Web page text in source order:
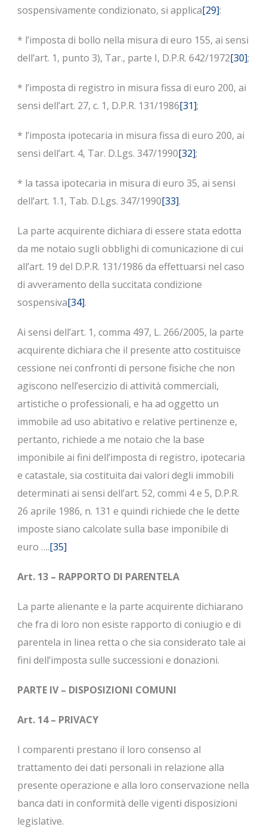
sospensivamente condizionato, si applica[29]:
* l’imposta di bollo nella misura di euro 155, ai sensi
dell’art. 1, punto 3), Tar., parte I, D.P.R. 642/1972[30];
* l’imposta di registro in misura fissa di euro 200, ai
sensi dell’art. 27, c. 1, D.P.R. 131/1986[31];
* l’imposta ipotecaria in misura fissa di euro 200, ai
sensi dell’art. 4, Tar. D.Lgs. 347/1990[32];
* la tassa ipotecaria in misura di euro 35, ai sensi
dell’art. 1.1, Tab. D.Lgs. 347/1990[33].
La parte acquirente dichiara di essere stata edotta
da me notaio sugli obblighi di comunicazione di cui
all’art. 19 del D.P.R. 131/1986 da effettuarsi nel caso
di avveramento della succitata condizione
sospensiva[34].
Ai sensi dell’art. 1, comma 497, L. 266/2005, la parte
acquirente dichiara che il presente atto costituisce
cessione nei confronti di persone fisiche che non
agiscono nell’esercizio di attività commerciali,
artistiche o professionali, e ha ad oggetto un
immobile ad uso abitativo e relative pertinenze e,
pertanto, richiede a me notaio che la base
imponibile ai fini dell’imposta di registro, ipotecaria
e catastale, sia costituita dai valori degli immobili
determinati ai sensi dell’art. 52, commi 4 e 5, D.P.R.
26 aprile 1986, n. 131 e quindi richiede che le dette
imposte siano calcolate sulla base imponibile di
euro ….[35]
Art. 13 – RAPPORTO DI PARENTELA
La parte alienante e la parte acquirente dichiarano
che fra di loro non esiste rapporto di coniugio e di
parentela in linea retta o che sia considerato tale ai
fini dell’imposta sulle successioni e donazioni.
PARTE IV – DISPOSIZIONI COMUNI
Art. 14 – PRIVACY
I comparenti prestano il loro consenso al
trattamento dei dati personali in relazione alla
presente operazione e alla loro conservazione nella
banca dati in conformità delle vigenti disposizioni
legislative.